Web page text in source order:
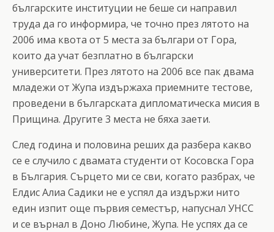
българските институции не беше си направил
труда да го информира, че точно през лятото на
2006 има квота от 5 места за българи от Гора,
които да учат безплатно в български
университети. През лятото на 2006 все пак двама
младежи от Жупа издържаха приемните тестове,
проведени в българската дипломатическа мисия в
Прищина. Другите 3 места не бяха заети.
След година и половина реших да разбера какво
се е случило с двамата студенти от Косовска Гора
в България. Сърцето ми се сви, когато разбрах, че
Елдис Алиа Садики не е успял да издържи нито
един изпит още първия семестър, напуснал УНСС
и се върнал в Доно Любине, Жупа. Не успях да се